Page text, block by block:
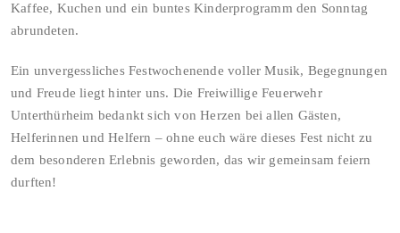
Kaffee, Kuchen und ein buntes Kinderprogramm den Sonntag
abrundeten.
Ein unvergessliches Festwochenende voller Musik, Begegnungen
und Freude liegt hinter uns. Die Freiwillige Feuerwehr
Unterthürheim bedankt sich von Herzen bei allen Gästen,
Helferinnen und Helfern – ohne euch wäre dieses Fest nicht zu
dem besonderen Erlebnis geworden, das wir gemeinsam feiern
durften!